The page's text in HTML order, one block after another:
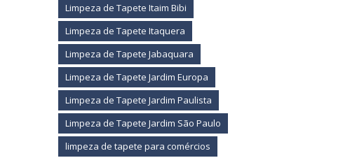
Limpeza de Tapete Itaim Bibi
Limpeza de Tapete Itaquera
Limpeza de Tapete Jabaquara
Limpeza de Tapete Jardim Europa
Limpeza de Tapete Jardim Paulista
Limpeza de Tapete Jardim São Paulo
limpeza de tapete para comércios